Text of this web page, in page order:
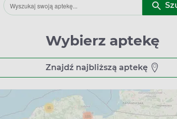
Wybierz aptekę
Znajdź najbliższą aptekę